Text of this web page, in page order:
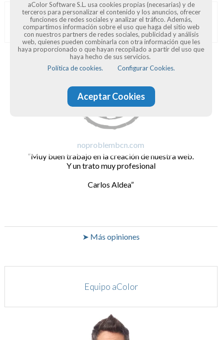
Opiniones de clientes
noproblembcn.com
Muy buen trabajo en la creación de nuestra web.
Y un trato muy profesional
Carlos Aldea
➤ Más opiniones
Equipo aColor
aColor Software S.L. usa cookies propias (necesarias) y de
terceros para personalizar el contenido y los anuncios, ofrecer
funciones de redes sociales y analizar el tráfico. Además,
compartimos información sobre el uso que haga del sitio web
con nuestros partners de redes sociales, publicidad y análisis
web, quienes pueden combinarla con otra información que les
haya proporcionado o que hayan recopilado a partir del uso que
haya hecho de sus servicios.
Política de cookies.
Configurar Cookies.
Aceptar Cookies